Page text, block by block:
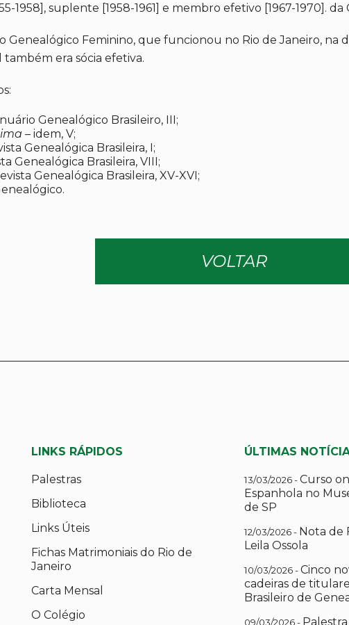
1958], suplente [1958-1961] e membro efetivo [1967-1970]. da
Genealógico Feminino, que funcionou no Rio de Janeiro, na
era sócia efetiva.
Genealógico Brasileiro, III;
– idem, V;
Genealógica Brasileira, I;
Genealógica Brasileira, VIII;
Genealógica Brasileira, XV-XVI;
VOLTAR
LINKS RÁPIDOS
Palestras
Biblioteca
Links Úteis
Fichas Matrimoniais do Rio de
Janeiro
Carta Mensal
O Colégio
ÚLTIMAS
13/03/2026 -Curso
Espanhola no
de SP
12/03/2026 - Nota de
Leila Ossola
10/03/2026 -Cinco
cadeiras de
Brasileiro de
09/03/2026 -